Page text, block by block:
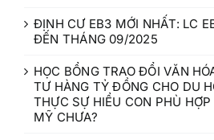
ĐỊNH CƯ EB3 MỚI NHẤT: LC
ĐẾN THÁNG 09/2025
HỌC BỔNG TRAO ĐỔI VĂN
TƯ HÀNG TỶ ĐỒNG CHO DU
THỰC SỰ HIỂU CON PHÙ
MỸ CHƯA?